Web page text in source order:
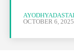
OCTOBER 6, 2025